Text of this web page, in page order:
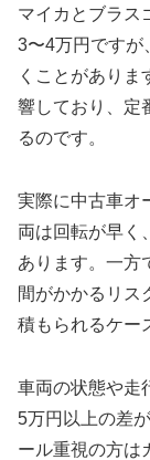
マイカとブラス
3〜4万円ですが
くことがあり
響しており、定
るのです。
実際に中古車オ
両は回転が早く
あります。一方
間がかかるリス
積もられるケー
車両の状態や走
5万円以上の差
ール重視の方は